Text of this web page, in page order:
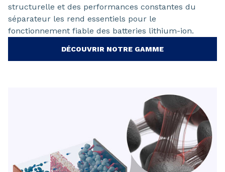
structurelle et des performances constantes du
séparateur les rend essentiels pour le
fonctionnement fiable des batteries lithium-ion.
DÉCOUVRIR NOTRE GAMME